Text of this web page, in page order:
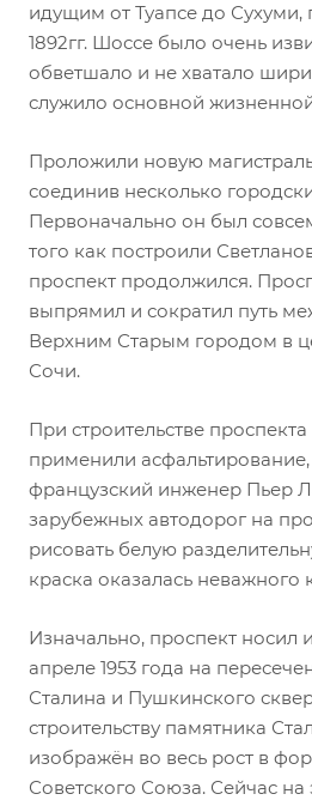
идущим от Туапсе до Сухуми,
1892гг. Шоссе было очень
обветшало и не хватало
служило основной
Проложили новую магистраль
соединив несколько
Первоначально он был
того как построили
проспект продолжился.
выпрямил и сократил путь
Верхним Старым городом в
Сочи.
При строительстве
применили
французский инженер Пьер
зарубежных автодорог на
рисовать белую
краска оказалась неважного
Изначально, проспект носил
апреле 1953 года на
Сталина и Пушкинского
строительству памятника
изображён во весь рост в
Советского Союза. Сейчас на